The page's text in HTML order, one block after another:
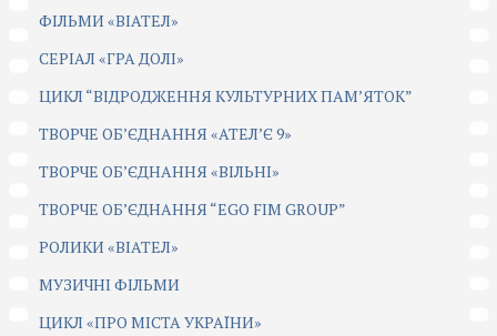
ФІЛЬМИ «ВІАТЕЛ»
СЕРІАЛ «ГРА ДОЛІ»
ЦИКЛ “ВІДРОДЖЕННЯ КУЛЬТУРНИХ ПАМ’ЯТОК”
ТВОРЧЕ ОБ’ЄДНАННЯ «АТЕЛ’Є 9»
ТВОРЧЕ ОБ’ЄДНАННЯ «ВІЛЬНІ»
ТВОРЧЕ ОБ’ЄДНАННЯ “EGO FIM GROUP”
РОЛИКИ «ВІАТЕЛ»
МУЗИЧНІ ФІЛЬМИ
ЦИКЛ «ПРО МІСТА УКРАЇНИ»